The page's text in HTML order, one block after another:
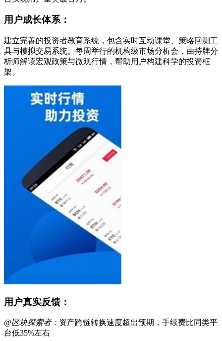
用户成长体系：
建立完善的投资者教育系统，包含实时互动课堂、策略回测工
具与模拟交易系统。每周举行的机构级市场分析会，由持牌分
析师解读宏观政策与微观行情，帮助用户构建科学的投资框
架。
用户真实反馈：
@区块探索者： 资产跨链转换速度超出预期，手续费比同类平
台低35%左右